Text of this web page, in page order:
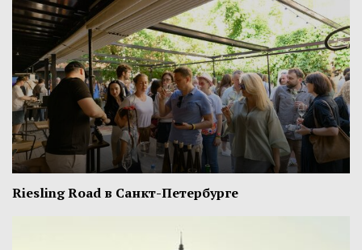
Riesling Road в Санкт-Петербурге